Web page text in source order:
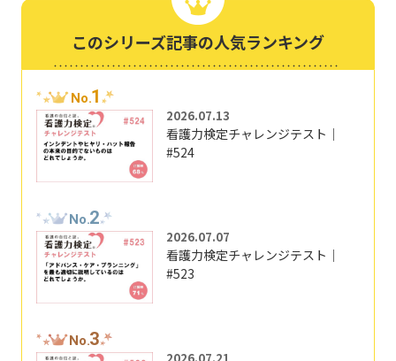
このシリーズ記事の人気ランキング
No.1
2026.07.13
看護力検定チャレンジテスト｜
#524
No.2
2026.07.07
看護力検定チャレンジテスト｜
#523
No.3